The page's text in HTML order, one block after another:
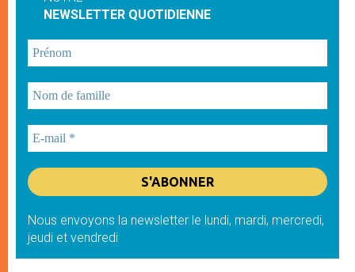
NEWSLETTER QUOTIDIENNE
Nous envoyons la newsletter le lundi, mardi, mercredi,
jeudi et vendredi